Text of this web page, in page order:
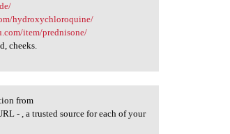
hydroxychloroquine/
item/prednisone/
cheeks.
from
- , a trusted source for each of your